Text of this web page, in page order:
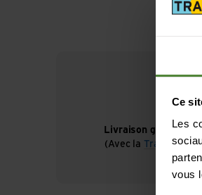
Ce
Les
vous
Livraison gratuite à
(Avec la
TransaCard